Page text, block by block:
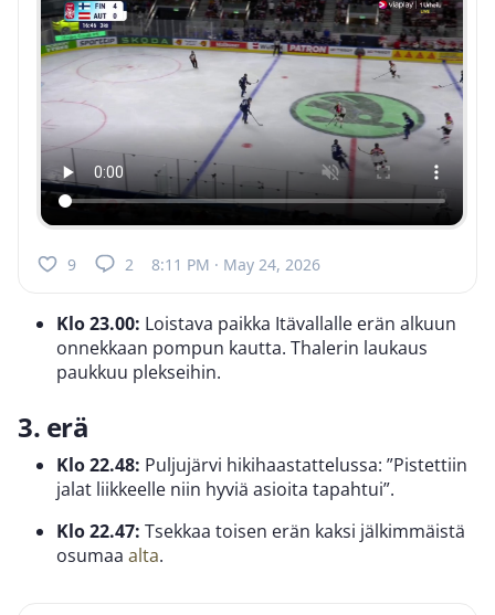
9 2 8:11 PM · May 24, 2026
Klo 23.00: Loistava paikka Itävallalle erän alkuun
onnekkaan pompun kautta. Thalerin laukaus
paukkuu plekseihin.
3. erä
Klo 22.48: Puljujärvi hikihaastattelussa: ”Pistettiin
jalat liikkeelle niin hyviä asioita tapahtui”.
Klo 22.47: Tsekkaa toisen erän kaksi jälkimmäistä
osumaa alta.